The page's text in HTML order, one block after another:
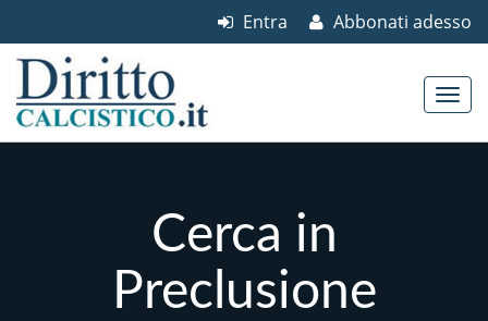
Abbonati adesso
Entra
Cerca in
Preclusione